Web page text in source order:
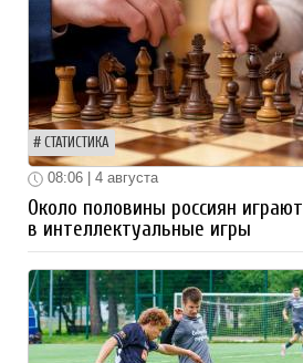
СТАТИСТИКА
08:06 | 4 августа
Около половины россиян играют
в интеллектуальные игры